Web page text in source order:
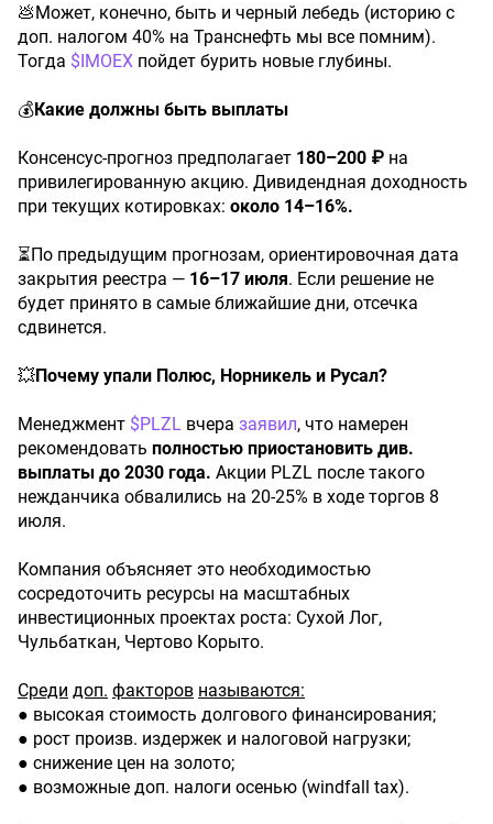
💩Может, конечно, быть и черный лебедь (историю с
доп. налогом 40% на Транснефть мы все помним).
Тогда $IMOEX пойдет бурить новые глубины.
💰Какие должны быть выплаты
Консенсус-прогноз предполагает 180–200 ₽ на
привилегированную акцию. Дивидендная доходность
при текущих котировках: около 14–16%.
⏳По предыдущим прогнозам, ориентировочная дата
закрытия реестра — 16–17 июля. Если решение не
будет принято в самые ближайшие дни, отсечка
сдвинется.
💥Почему упали Полюс, Норникель и Русал?
Менеджмент $PLZL вчера заявил, что намерен
рекомендовать полностью приостановить див.
выплаты до 2030 года. Акции PLZL после такого
нежданчика обвалились на 20-25% в ходе торгов 8
июля.
Компания объясняет это необходимостью
сосредоточить ресурсы на масштабных
инвестиционных проектах роста: Сухой Лог,
Чульбаткан, Чертово Корыто.
Среди доп. факторов называются:
● высокая стоимость долгового финансирования;
● рост произв. издержек и налоговой нагрузки;
● снижение цен на золото;
● возможные доп. налоги осенью (windfall tax).